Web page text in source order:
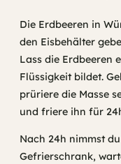
Die Erdbeeren in
den Eisbehälter
Lass die Erdbeeren
Flüssigkeit bildet.
prüriere die Masse
und friere ihn für
Nach 24h nimmst
Gefrierschrank,